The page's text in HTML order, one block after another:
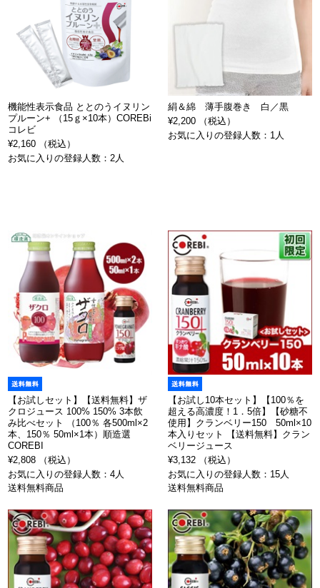
機能性表示食品 ととのうイヌリン
プルーン+ （15ｇ×10本）COREBi
コレビ
¥2,160 （税込）
お気に入りの登録人数：2人
絹＆綿 薄手腹巻き 白／黒
¥2,200 （税込）
お気に入りの登録人数：1人
【お試しセット】【送料無料】ザ
クロジュース 100% 150% 3本飲
み比べセット （100％ 各500ml×2
本、150％ 50ml×1本）順造選
COREBI
¥2,808 （税込）
お気に入りの登録人数：4人
送料無料商品
【お試し10本セット】【100％を
超える高濃度！1．5倍】【砂糖不
使用】クランベリー150 50ml×10
本入りセット 【送料無料】クラン
ベリージュース
¥3,132 （税込）
お気に入りの登録人数：15人
送料無料商品